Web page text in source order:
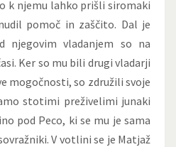
k njemu lahko prišli siromaki
pomoč in zaščito. Dal je
njegovim vladanjem so na
Ker so mu bili drugi vladarji
mogočnosti, so združili svoje
stotimi preživelimi junaki
pod Peco, ki se mu je sama
V votlini se je Matjaž